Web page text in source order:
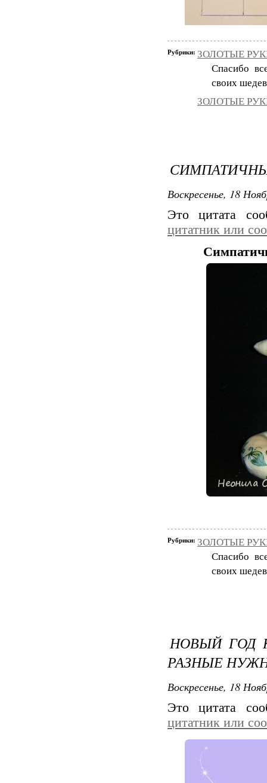
Рубрики: ЗОЛОТЫЕ
Спасибо
своих
ЗОЛОТЫЕ
Воскресенье, 18
Это цитата
цитатник или
Рубрики: ЗОЛОТЫЕ
Спасибо
своих
НОВЫЙ ГОД
РАЗНЫЕ
Воскресенье, 18
Это цитата
цитатник или